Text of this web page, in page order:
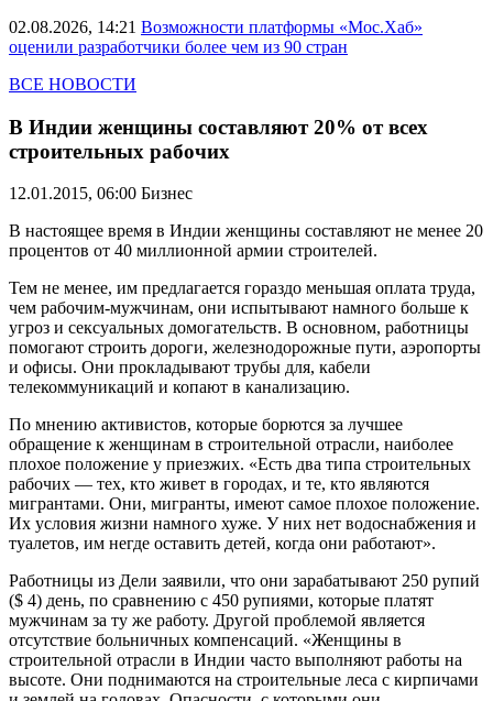
02.08.2026, 14:21 Возможности платформы «Мос.Хаб»
оценили разработчики более чем из 90 стран
ВСЕ НОВОСТИ
В Индии женщины составляют 20% от всех
строительных рабочих
12.01.2015, 06:00 Бизнес
В настоящее время в Индии женщины составляют не менее 20
процентов от 40 миллионной армии строителей.
Тем не менее, им предлагается гораздо меньшая оплата труда,
чем рабочим-мужчинам, они испытывают намного больше к
угроз и сексуальных домогательств. В основном, работницы
помогают строить дороги, железнодорожные пути, аэропорты
и офисы. Они прокладывают трубы для, кабели
телекоммуникаций и копают в канализацию.
По мнению активистов, которые борются за лучшее
обращение к женщинам в строительной отрасли, наиболее
плохое положение у приезжих. «Есть два типа строительных
рабочих — тех, кто живет в городах, и те, кто являются
мигрантами. Они, мигранты, имеют самое плохое положение.
Их условия жизни намного хуже. У них нет водоснабжения и
туалетов, им негде оставить детей, когда они работают».
Работницы из Дели заявили, что они зарабатывают 250 рупий
($ 4) день, по сравнению с 450 рупиями, которые платят
мужчинам за ту же работу. Другой проблемой является
отсутствие больничных компенсаций. «Женщины в
строительной отрасли в Индии часто выполняют работы на
высоте. Они поднимаются на строительные леса с кирпичами